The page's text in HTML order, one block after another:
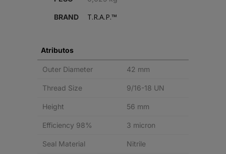
BRAND T.R.A.P.™
Atributos
Outer Diameter 42 mm
Thread Size 9/16-18 UN
Height 56 mm
Efficiency 98% 3 micron
Seal Material Nitrile